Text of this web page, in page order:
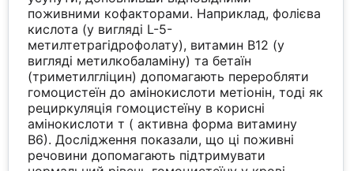
поживними кофакторами. Наприклад, фолієва
кислота (у вигляді L-5-
метилтетрагідрофолату), витамин В12 (у
вигляді метилкобаламіну) та бетаїн
(триметилгліцин) допомагають переробляти
гомоцистеїн до амінокислоти метіонін, тоді як
рециркуляція гомоцистеїну в корисні
амінокислоти т ( активна форма витамину
В6). Дослідження показали, що ці поживні
речовини допомагають підтримувати